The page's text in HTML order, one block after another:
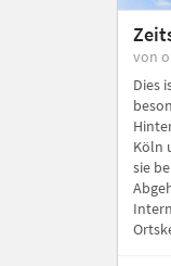
von
Dies
Köln
sie